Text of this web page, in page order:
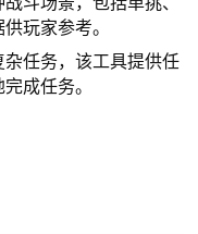
玩家参考。
任务，该工具提供任
成任务。